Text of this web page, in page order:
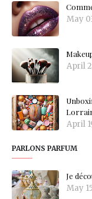
May
April
April
PARLONS PARFUM
Je
May